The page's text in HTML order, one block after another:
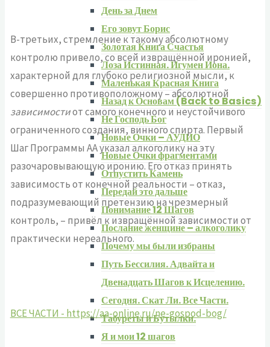
День за Днем
Его зовут Борис
Золотая Книга Счастья
Лоза Истинная. Игумен Иона.
Маленькая Красная Книга
Назад к Основам (Back to Basics)
Не Господь Бог
Новые Очки – АУДИО
Новые Очки фрагментами
Отпустить Камень
Передай это дальше
Понимание 12 Шагов
Послание женщине – алкоголику
Почему мы были избраны
Путь Бессилия. Адвайта и
Двенадцать Шагов к Исцелению.
Сегодня. Скат Ли. Все Части.
Табуреты и Бутылки.
Я и мои 12 шагов
В-третьих, стремление к такому абсолютному
контролю привело, со всей извращённой иронией,
характерной для глубоко религиозной мысли, к
совершенно противоположному – абсолютной
зависимостиот самого конечного и неустойчивого
ограниченного создания, винного спирта. Первый
Шаг Программы АА указал алкоголику на эту
разочаровывающую иронию. Его отказ принять
зависимость от конечной реальности – отказ,
подразумевающий претензию на чрезмерный
контроль, – привёл к извращённой зависимости от
практически нереального.
ВСЕ ЧАСТИ - https://aa-online.ru/ne-gospod-bog/